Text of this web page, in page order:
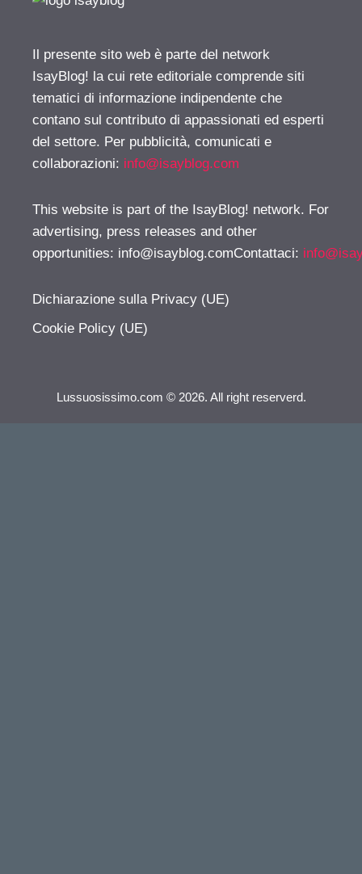
Il presente sito web è parte del network
IsayBlog! la cui rete editoriale comprende siti
tematici di informazione indipendente che
contano sul contributo di appassionati ed esperti
del settore. Per pubblicità, comunicati e
collaborazioni: info@isayblog.com
This website is part of the IsayBlog! network. For
advertising, press releases and other
opportunities: info@isayblog.comContattaci:
Dichiarazione sulla Privacy (UE)
Cookie Policy (UE)
Lussuosissimo.com © 2026. All right reserverd.